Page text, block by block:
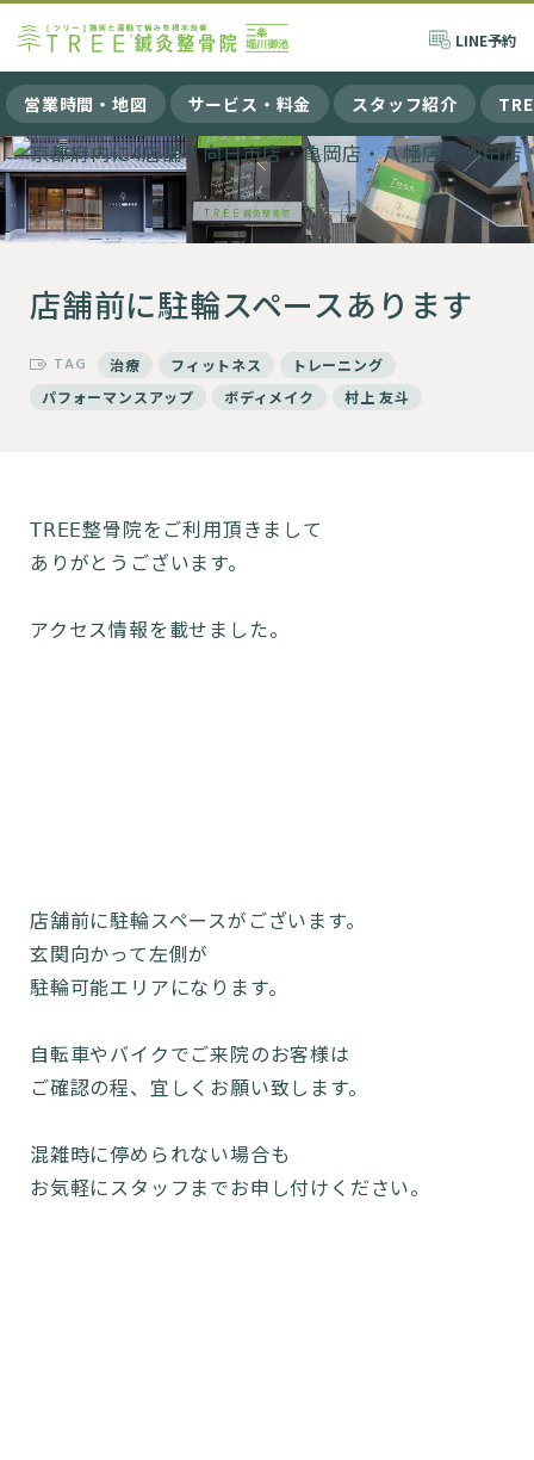
LINE予約
営業時間・地図 サービス・料金 スタッフ紹介
店舗前に駐輪スペースあります
TAG 治療 フィットネス
トレーニング
パフォーマンスアップ
ボディメイク 村上 友斗
𝖳𝖱𝖤𝖤整骨院をご利用頂きまして
ありがとうございます。
アクセス情報を載せました。
店舗前に駐輪スペースがございます。
玄関向かって左側が
駐輪可能エリアになります。
自転車やバイクでご来院のお客様は
ご確認の程、宜しくお願い致します。
混雑時に停められない場合も
お気軽にスタッフまでお申し付けください。